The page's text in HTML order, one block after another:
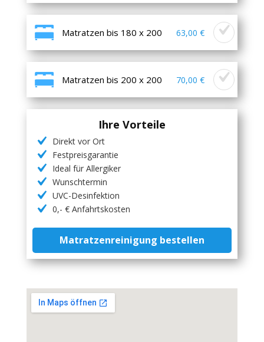
Matratzen bis 180 x 200 63,00 €
Matratzen bis 200 x 200 70,00 €
Ihre Vorteile
Direkt vor Ort
Festpreisgarantie
Ideal für Allergiker
Wunschtermin
UVC-Desinfektion
0,- € Anfahrtskosten
Matratzenreinigung bestellen